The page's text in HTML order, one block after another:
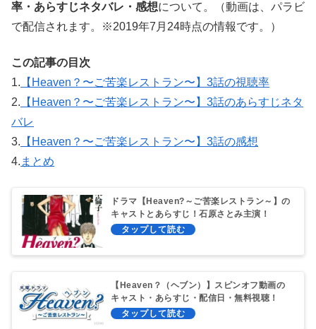
率・あらすじネタバレ・感想について。（動画は、パラビ
で配信されます。※2019年7月24時点の情報です。）
この記事の目次
1. 【Heaven？〜ご苦楽レストラン〜】3話の視聴率
2. 【Heaven？〜ご苦楽レストラン〜】3話のあらすじネタ
バレ
3. 【Heaven？〜ご苦楽レストラン〜】3話の感想
4. まとめ
ドラマ【Heaven?～ご苦楽レストラン～】の
キャストとあらすじ！石原さとみ主演！
【Heaven？（ヘブン）】スピンオフ動画の
キャスト・あらすじ・配信日・無料視聴！